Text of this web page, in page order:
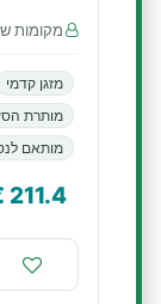
מקומות
מזגן קדמי
מותרת
מותאם
211.4